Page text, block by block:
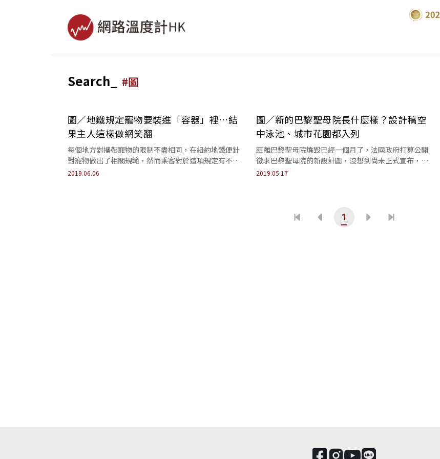
Search_ #圖
圖／地鐵規定寵物要裝進「容器」裡…結
果主人這樣做網笑翻
每個地方對攜帶寵物的限制不盡相同，在紐約地鐵便針
對寵物做出了相關規範，然而乘客對於這項規定有不一
樣的看法。
2019.06.06
圖／新的巴黎聖母院長什麼樣？設計稿空
中泳池、城市花園都入列
距離巴黎聖母院燒毀已經一個月了，法國政府打算公開
徵求巴黎聖母院的新設計圖，沒想到尚未正式宣布，就
已經有各式各樣的創意竄了出來。
2019.05.17
1